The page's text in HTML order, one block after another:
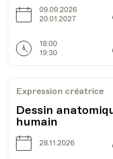
Date
09.09.2026
20.01.2027
Horarires
18:00
19:30
Expression créatrice
Dessin
humain
Date
28.11.2026